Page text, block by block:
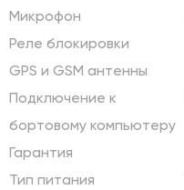
Микрофон
Реле блокировки
GPS и GSM антенны
Подключение к
бортовому компьютеру
Гарантия
Тип питания